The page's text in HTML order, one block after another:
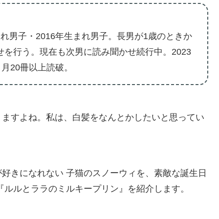
男子・2016年生まれ男子。長男が1歳のときか
行う。現在も次男に読み聞かせ続行中。2023
20冊以上読破。
すよね。私は、白髪をなんとかしたいと思ってい
きになれない 子猫のスノーウィを、素敵な誕生日
ルとララのミルキープリン』を紹介します。